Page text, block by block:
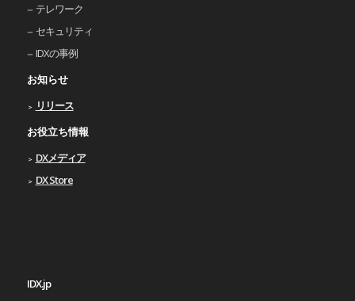
テレワーク
セキュリティ
IDXの事例
お知らせ
リリース
お役立ち情報
DXメディア
DX Store
IDX.jp